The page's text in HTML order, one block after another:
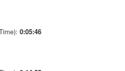
0:05:46